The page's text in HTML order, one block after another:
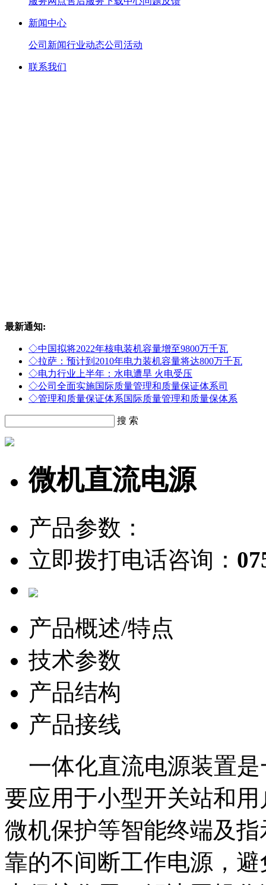
新闻中心
公司新闻行业动态公司活动
联系我们
最新通知:
◇中国拟将2022年核电装机容量增至9800万千瓦
◇拉萨：预计到2010年电力装机容量将达800万千瓦
◇电力行业上半年：水电遭旱 火电受压
◇公司全面实施国际质量管理和质量保证体系司
◇管理和质量保证体系国际质量管理和质量保体系
搜 索
微机直流电源
产品参数：
立即拨打电话咨询：
产品概述/特点
技术参数
产品结构
产品接线
一体化直流电源装置是
要应用于小型开关站和
微机保护等智能终端及
靠的不间断工作电源，